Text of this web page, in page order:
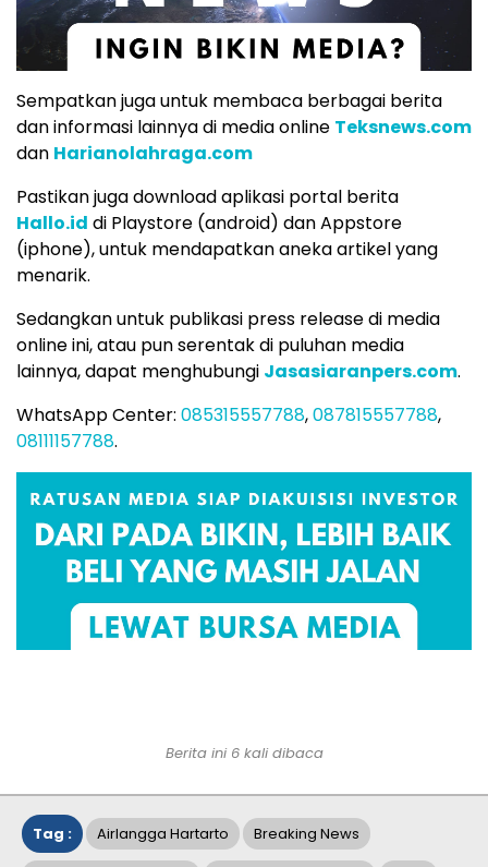
Sempatkan juga untuk membaca berbagai berita
dan informasi lainnya di media online Teksnews.com
dan Harianolahraga.com
Pastikan juga download aplikasi portal berita
Hallo.id di Playstore (android) dan Appstore
(iphone), untuk mendapatkan aneka artikel yang
menarik.
Sedangkan untuk publikasi press release di media
online ini, atau pun serentak di puluhan media
lainnya, dapat menghubungi Jasasiaranpers.com.
WhatsApp Center: 085315557788,087815557788,
08111157788.
Berita ini 6 kali dibaca
Tag : Airlangga Hartarto Breaking News